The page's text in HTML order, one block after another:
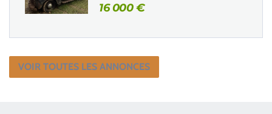
16 000€
VOIR TOUTES LES ANNONCES